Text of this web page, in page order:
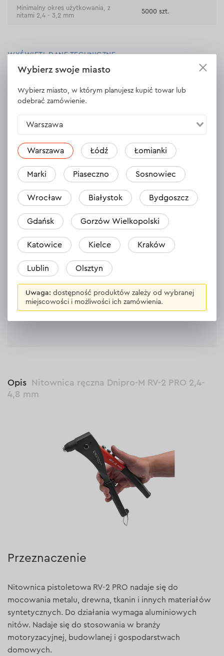
Minimalny okres użytkowania, z
nitami 2,4 - 3,2 mm
5000 szt.
WYŚWIETL DANE TECHNICZNE
Nikt jeszcze nie zostawił opinii na temat
tego produktu.
Bądź pierwszy
Zostaw opinię
Opis
Nitownica ręczna Dnipro-M RV-2 PRO 2,4-
4,8 mm
Przeznaczenie
Nitownica pistoletowa RV-2 PRO nadaje się do
mocowania metalu, drewna, tkanin i innych materiałów
syntetycznych. Do działania wymaga aluminiowych
nitów. Nadaje się do stosowania w branży
motoryzacyjnej, budowlanej i gospodarstwach
domowych.
Wybierz swoje miasto
Wybierz miasto, w którym planujesz kupić towar lub
odebrać zamówienie.
Warszawa
Warszawa Łódź Łomianki
Marki Piaseczno Sosnowiec
Wrocław Białystok Bydgoszcz
Gdańsk Gorzów Wielkopolski
Katowice Kielce Kraków
Lublin Olsztyn
Uwaga: dostępność produktów zależy od wybranej
miejscowości i możliwości ich zamówienia.